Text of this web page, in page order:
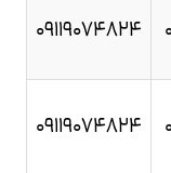
09119074824
09119074824